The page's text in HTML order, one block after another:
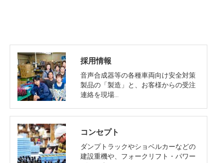
採用情報
音声合成器等の各種車両向け安全対策
製品の「製造」と、お客様からの受注
連絡を現場…
コンセプト
ダンプトラックやショベルカーなどの
建設重機や、フォークリフト・パワー